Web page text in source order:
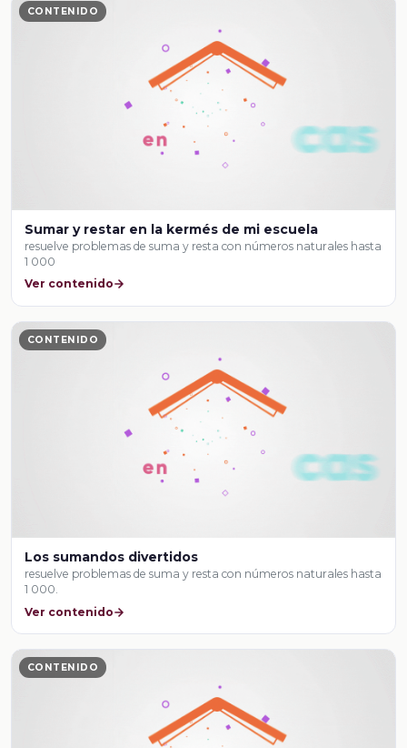
CONTENIDO
Sumar y restar en la kermés de mi escuela
resuelve problemas de suma y resta con números naturales hasta
1 000
Ver contenido
CONTENIDO
Los sumandos divertidos
resuelve problemas de suma y resta con números naturales hasta
1 000.
Ver contenido
CONTENIDO